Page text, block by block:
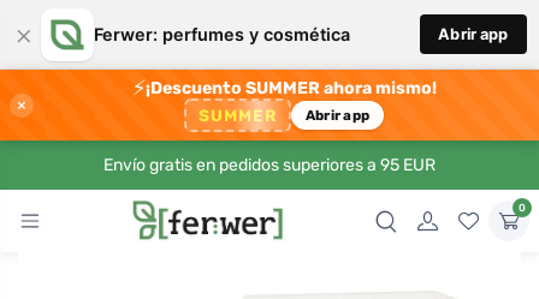
× Ferwer: perfumes y cosmética Abrir app
×
⚡¡Descuento SUMMER ahora mismo!
SUMMER Abrir app
Envío gratis en pedidos superiores a 95 EUR
0